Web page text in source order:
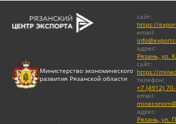
сайт:
https://
email:
адрес:
Рязань, ул.
Министерство экономического
развития Рязанской области
сайт:
https://
телефон:
+7 (4912)
email:
адрес:
Рязань, ул.